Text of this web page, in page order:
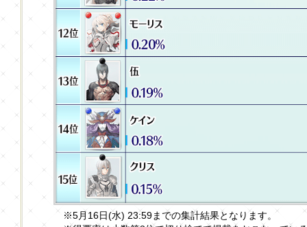
※5月16日(水) 23:59までの集計結果となります。